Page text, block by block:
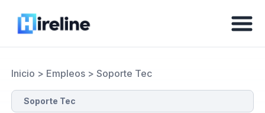
Inicio > Empleos> Soporte Tec